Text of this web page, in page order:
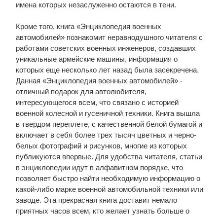
имена которых незаслуженно остаются в тени.
Кроме того, книга «Энциклопедия военных
автомобилей» познакомит неравнодушного читателя с
работами советских военных инженеров, создавших
уникальные армейские машины, информация о
которых еще несколько лет назад была засекречена.
Данная «Энциклопедия военных автомобилей» -
отличный подарок для автолюбителя,
интересующегося всем, что связано с историей
военной колесной и гусеничной техники. Книга вышла
в твердом переплете, с качественной белой бумагой и
включает в себя более трех тысяч цветных и черно-
белых фотографий и рисунков, многие из которых
публикуются впервые. Для удобства читателя, статьи
в энциклопедии идут в алфавитном порядке, что
позволяет быстро найти необходимую информацию о
какой-либо марке военной автомобильной техники или
заводе. Эта прекрасная книга доставит немало
приятных часов всем, кто желает узнать больше о